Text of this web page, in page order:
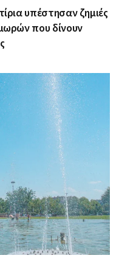
υπέστησαν ζημιές
που δίνουν